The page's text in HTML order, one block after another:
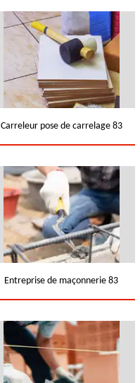
Carreleur pose de carrelage 83
Entreprise de maçonnerie 83